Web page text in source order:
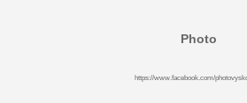
Photo
https://www.facebook.com/